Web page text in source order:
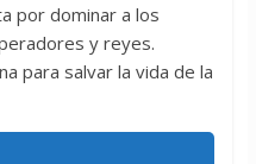
por dominar a los
y reyes.
para salvar la vida de la